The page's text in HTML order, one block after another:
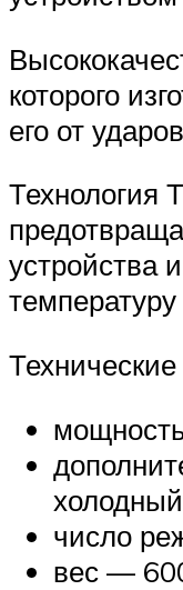
которого
его от
Технология
устройства
число
вес —